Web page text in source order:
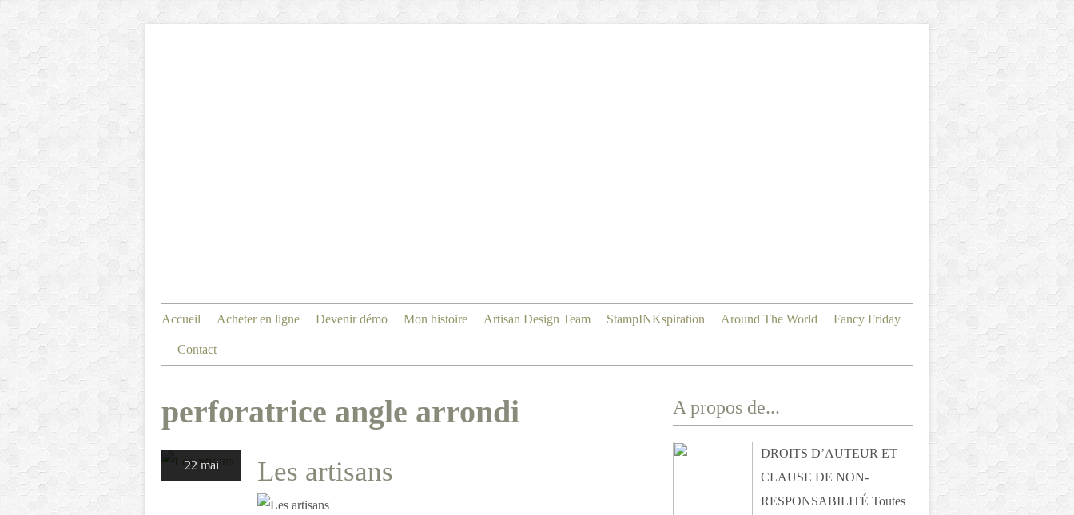
Accueil Acheter en ligne Devenir démo Mon histoire Artisan Design Team StampINKspiration Around The World Fancy Friday
Contact
perforatrice angle arrondi
22 mai Les artisans
A propos de...
DROITS D’AUTEUR ET
CLAUSE DE NON-
RESPONSABILITÉ Toutes